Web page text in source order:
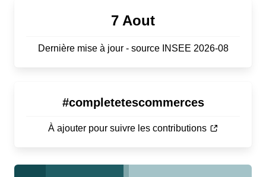
7 Aout
Dernière mise à jour - source INSEE 2026-08
#completetescommerces
À ajouter pour suivre les contributions